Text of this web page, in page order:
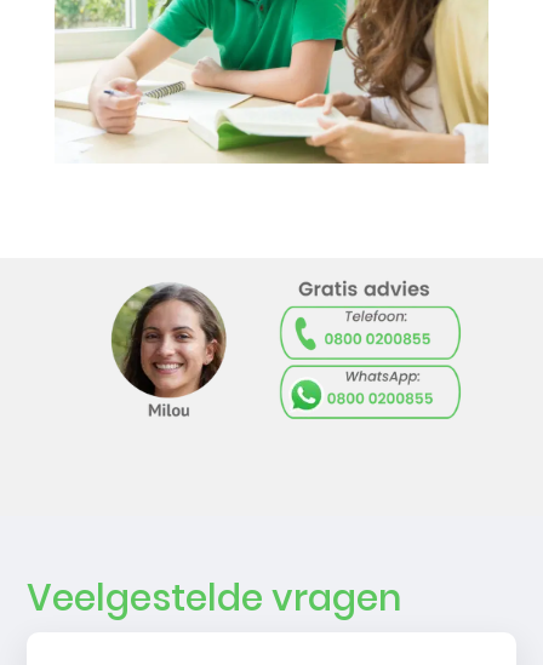
Veelgestelde vragen